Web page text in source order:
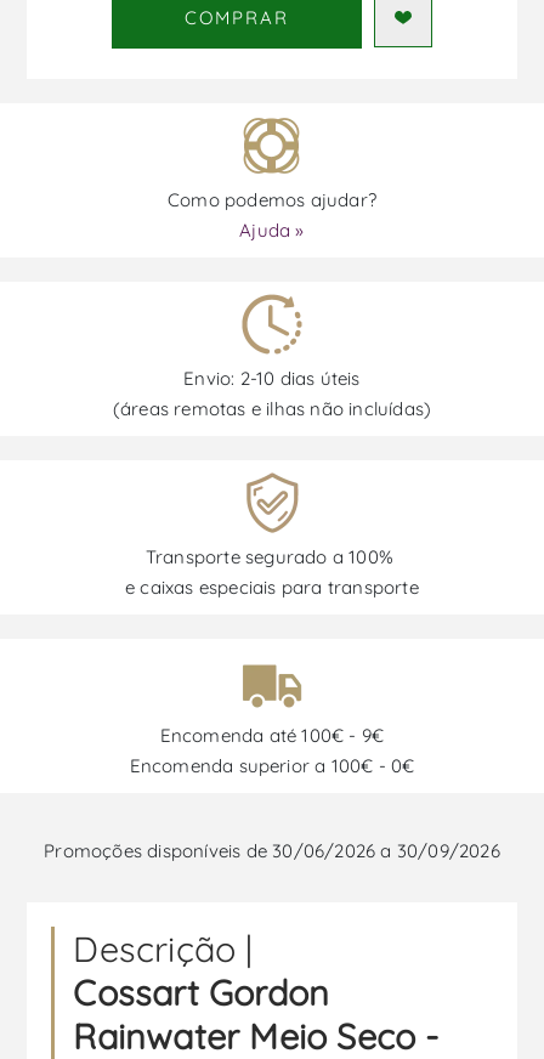
COMPRAR
Como podemos ajudar?
Ajuda »
Envio: 2-10 dias úteis
(áreas remotas e ilhas não incluídas)
Transporte segurado a 100%
e caixas especiais para transporte
Encomenda até 100€ - 9€
Encomenda superior a 100€ - 0€
Promoções disponíveis de 30/06/2026 a 30/09/2026
Descrição |
Cossart Gordon
Rainwater Meio Seco -